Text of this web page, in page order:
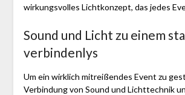
wirkungsvolles Lichtkonzept, das jedes
Sound und Licht zu einem
verbindenlys
Um ein wirklich mitreißendes Event zu
Verbindung von Sound und Lichttechnik